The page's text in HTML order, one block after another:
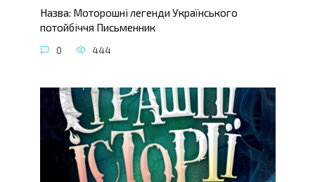
Назва: Моторошні легенди Українського
потойбіччя Письменник
0 444